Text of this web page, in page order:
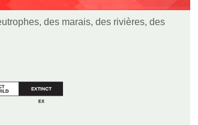
des marais, des rivières, des